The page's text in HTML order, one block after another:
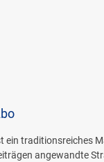
traditionsreiches
angewandte